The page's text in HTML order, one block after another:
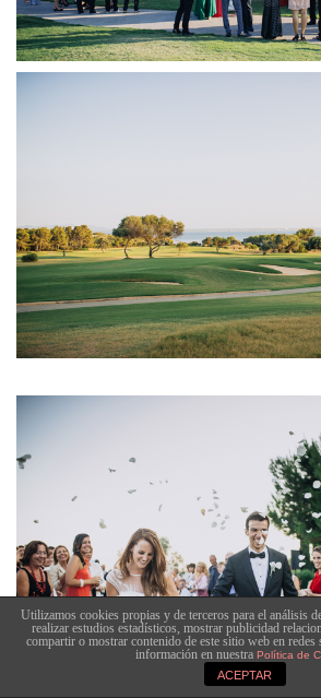
Utilizamos cookies propias y de terceros para el análisis
realizar estudios estadísticos, mostrar publicidad
compartir o mostrar contenido de este sitio web en redes
información en nuestra Política de
ACEPTAR